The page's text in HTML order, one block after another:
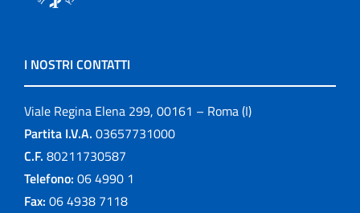
I NOSTRI CONTATTI
Viale Regina Elena 299, 00161 – Roma (I)
Partita I.V.A. 03657731000
C.F. 80211730587
Telefono: 06 4990 1
Fax: 06 4938 7118